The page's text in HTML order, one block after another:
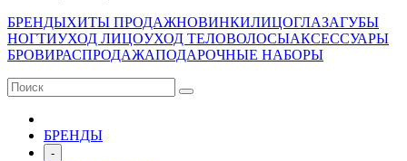
БРЕНДЫХИТЫ ПРОДАЖНОВИНКИЛИЦОГЛАЗАГУБЫ
НОГТИУХОД ЛИЦОУХОД ТЕЛОВОЛОСЫАКСЕССУАРЫ
БРОВИРАСПРОДАЖАПОДАРОЧНЫЕ НАБОРЫ
БРЕНДЫ
-